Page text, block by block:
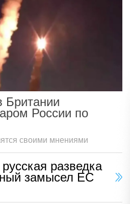
Британии
России по
своими мнениями
разведка
замысел ЕС